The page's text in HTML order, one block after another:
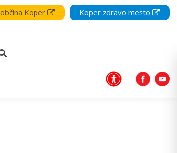
Koper Koper zdravo mesto